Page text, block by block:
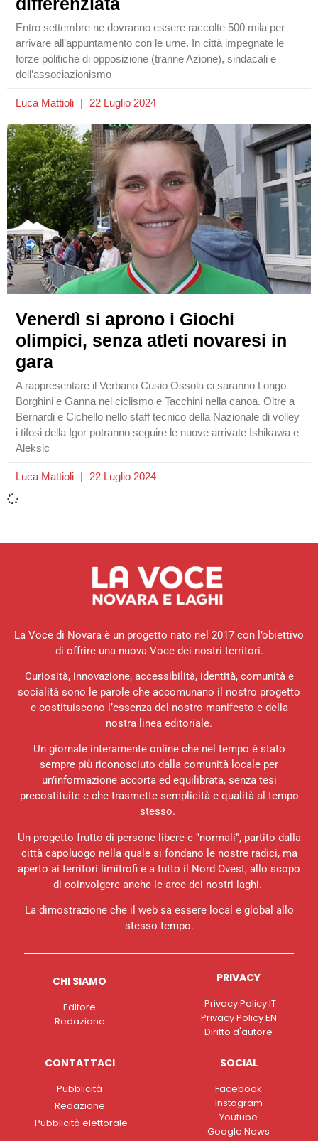
Entro settembre ne dovranno essere raccolte 500 mila per
arrivare all’appuntamento con le urne. In città impegnate le
forze politiche di opposizione (tranne Azione), sindacali e
dell’associazionismo
Luca Mattioli 22 Luglio 2024
Venerdì si aprono i Giochi
olimpici, senza atleti novaresi in
gara
A rappresentare il Verbano Cusio Ossola ci saranno Longo
Borghini e Ganna nel ciclismo e Tacchini nella canoa. Oltre a
Bernardi e Cichello nello staff tecnico della Nazionale di volley
i tifosi della Igor potranno seguire le nuove arrivate Ishikawa e
Aleksic
Luca Mattioli 22 Luglio 2024
La Voce di Novara è un progetto nato nel 2017 con l’obiettivo
di offrire una nuova Voce dei nostri territori.
Curiosità, innovazione, accessibilità, identità, comunità e
socialità sono le parole che accomunano il nostro progetto
e costituiscono l’essenza del nostro manifesto e della
nostra linea editoriale.
Un giornale interamente online che nel tempo è stato
sempre più riconosciuto dalla comunità locale per
un’informazione accorta ed equilibrata, senza tesi
precostituite e che trasmette semplicità e qualità al tempo
stesso.
Un progetto frutto di persone libere e “normali”, partito dalla
città capoluogo nella quale si fondano le nostre radici, ma
aperto ai territori limitrofi e a tutto il Nord Ovest, allo scopo
di coinvolgere anche le aree dei nostri laghi.
La dimostrazione che il web sa essere local e global allo
stesso tempo.
CHI SIAMO
Editore
Redazione
PRIVACY
Privacy Policy IT
Privacy Policy EN
Diritto d'autore
CONTATTACI
Pubblicità
Redazione
Pubblicità elettorale
SOCIAL
Facebook
Instagram
Youtube
Google News